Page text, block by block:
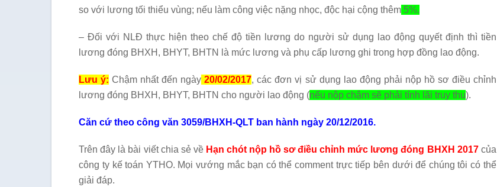
so với lương tối thiểu vùng; nếu làm công việc nặng nhọc, độc hại cộng thêm 5%.
– Đối với NLĐ thực hiện theo chế độ tiền lương do người sử dụng lao động quyết định thì tiền
lương đóng BHXH, BHYT, BHTN là mức lương và phụ cấp lương ghi trong hợp đồng lao động.
Lưu ý: Chậm nhất đến ngày 20/02/2017, các đơn vị sử dụng lao động phải nộp hồ sơ điều chỉnh
lương đóng BHXH, BHYT, BHTN cho người lao động (nếu nộp chậm sẽ phải tính lãi truy thu).
Căn cứ theo công văn 3059/BHXH-QLT ban hành ngày 20/12/2016.
Trên đây là bài viết chia sẻ về Hạn chót nộp hồ sơ điều chỉnh mức lương đóng BHXH 2017của
công ty kế toán YTHO. Mọi vướng mắc bạn có thể comment trực tiếp bên dưới để chúng tôi có thể
giải đáp.